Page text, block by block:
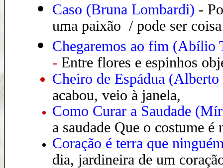
Caso (Bruna Lombardi) -
uma paixão / pode ser
Chegaremos ao fim (Abílio
- Entre flores e espinhos
Cheiro de Espádua
acabou, veio à janela,
Como Curar a Saudade (
a saudade Que o costume é
Coração é terra que
dia, jardineira de um